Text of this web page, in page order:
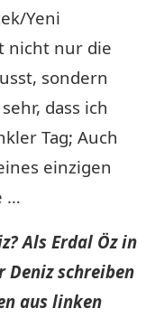
Yeni
nicht nur die
sondern
dass ich
Tag; Auch
einzigen
…
Als Erdal Öz in
Deniz schreiben
aus linken